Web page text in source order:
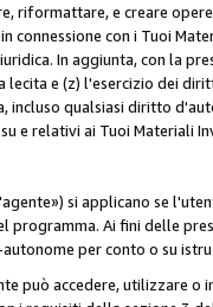
riformattare, e creare
connessione con i Tuoi
In aggiunta, con la
e (z) l'esercizio dei
incluso qualsiasi diritto
e relativi ai Tuoi Materiali
si applicano se
Ai fini delle
per conto o su
può accedere, utilizzare